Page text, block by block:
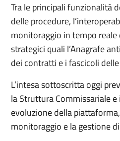
Tra le principali funzionalità
delle procedure,
monitoraggio in tempo
strategici quali l’Anagrafe
dei contratti e i fascicoli
L’intesa sottoscritta oggi
la Struttura Commissariale
evoluzione della
monitoraggio e la gestione